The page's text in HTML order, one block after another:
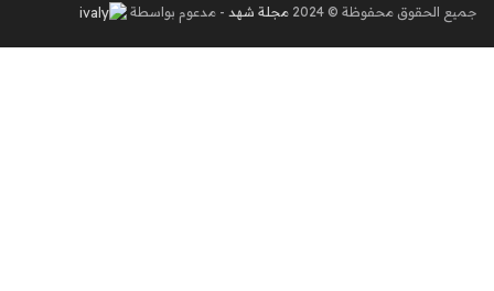
جميع الحقوق محفوظة © 2024 مجلة شهد - مدعوم بواسطة